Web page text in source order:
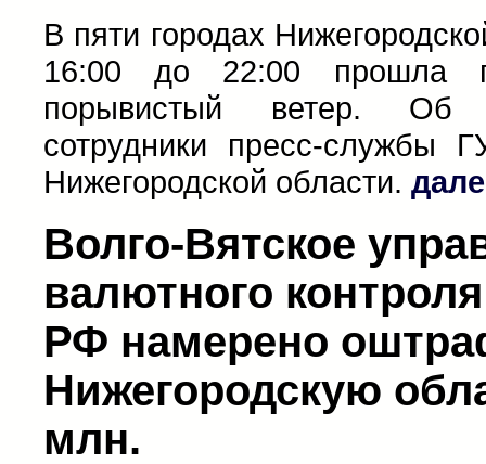
В пяти городах
16:00 до 22:00 прошла
порывистый ветер. Об
сотрудники пресс-
Нижегородской области.
Волго-Вятское
валютного
РФ намерено
Нижегородскую
млн.